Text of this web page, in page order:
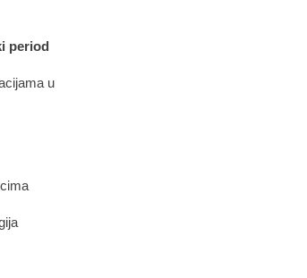
period
u